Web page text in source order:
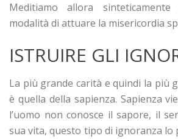
Meditiamo allora
modalità di attuare la misericordia
ISTRUIRE GLI
La più grande carità e quindi la più
è quella della sapienza. Sapienza
l’uomo non conosce il sapore, il
sua vita, questo tipo di ignoranza lo